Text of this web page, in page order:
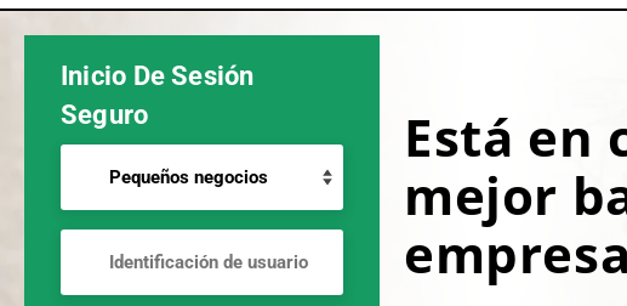
Inicio De Sesión
Seguro
Está en
mejor